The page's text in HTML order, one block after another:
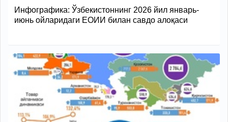
Инфографика: Ўзбекистоннинг 2026 йил январь-
июнь ойларидаги ЕОИИ билан савдо алоқаси